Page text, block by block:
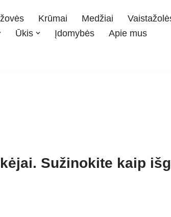
Krūmai Medžiai
Ūkis Įdomybės Apie mus
Sužinokite kaip